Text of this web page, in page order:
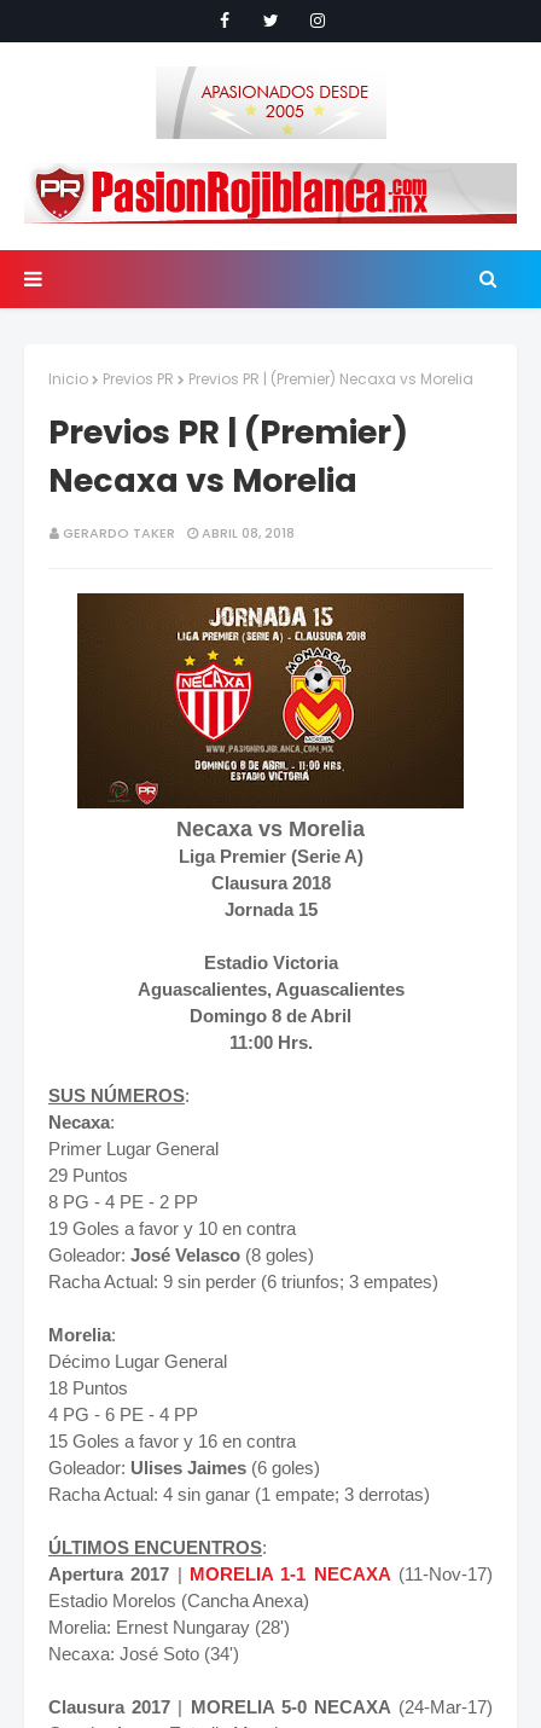
Inicio Previos PR Previos PR | (Premier) Necaxa vs Morelia
Previos PR | (Premier)
Necaxa vs Morelia
GERARDO TAKER ABRIL 08, 2018
Necaxa vs Morelia
Liga Premier (Serie A)
Clausura 2018
Jornada 15
Estadio Victoria
Aguascalientes, Aguascalientes
Domingo 8 de Abril
11:00 Hrs.
SUS NÚMEROS:
Necaxa:
Primer Lugar General
29 Puntos
8 PG - 4 PE - 2 PP
19 Goles a favor y 10 en contra
Goleador: José Velasco (8 goles)
Racha Actual: 9 sin perder (6 triunfos; 3 empates)
Morelia:
Décimo Lugar General
18 Puntos
4 PG - 6 PE - 4 PP
15 Goles a favor y 16 en contra
Goleador: Ulises Jaimes (6 goles)
Racha Actual: 4 sin ganar (1 empate; 3 derrotas)
ÚLTIMOS ENCUENTROS:
Apertura 2017 | MORELIA 1-1 NECAXA(11-Nov-17)
Estadio Morelos (Cancha Anexa)
Morelia: Ernest Nungaray (28')
Necaxa: José Soto (34')
Clausura 2017 | MORELIA 5-0 NECAXA(24-Mar-17)